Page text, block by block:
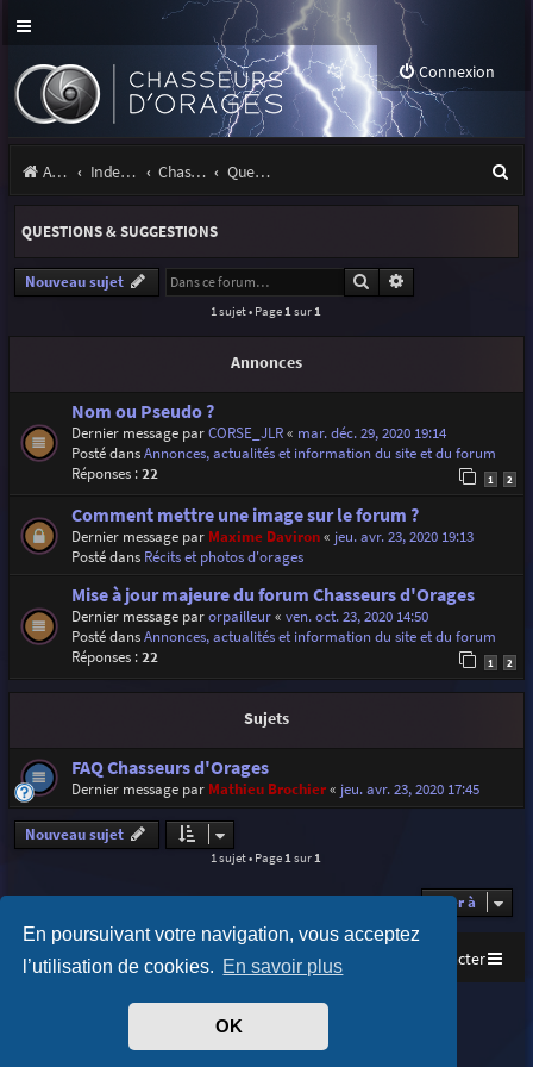
En poursuivant votre navigation, vous acceptez
l’utilisation de cookies. En savoir plus
OK
Connexion
Accueil Index du forum Chasseurs d'Orages Questions & suggestions
e
r
QUESTIONS & SUGGESTIONS
Nouveau sujet Rechercher
1 sujet • Page 1 sur 1
Annonces
Nom ou Pseudo ?
Dernier message parCORSE_JLR« mar. déc. 29, 2020 19:14
Posté dansAnnonces, actualités et information du site et du forum
Réponses :22 1 2
Comment mettre une image sur le forum ?
Dernier message par Maxime Daviron« jeu. avr. 23, 2020 19:13
Posté dans Récits et photos d'orages
Mise à jour majeure du forum Chasseurs d'Orages
Dernier message parorpailleur« ven. oct. 23, 2020 14:50
Posté dansAnnonces, actualités et information du site et du forum
Réponses :22 1 2
Sujets
FAQ Chasseurs d'Orages
Dernier message par Mathieu Brochier« jeu. avr. 23, 2020 17:45
Nouveau sujet
1 sujet • Page1sur1
Aller à
Accueil Index du forum Nous contacter
Purplexion style byIan Bradley
phpBB® Forum Software © phpBB Limited
Traduit parphpBB-fr.com